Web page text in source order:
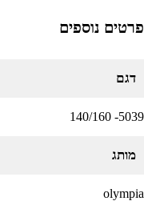
פרטים נוספים
דגם
5039- 140/160
מותג
olympia